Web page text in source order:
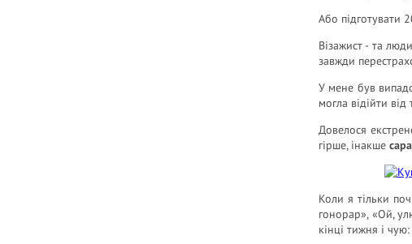
Або підготувати
Візажист - та
завжди
У мене був
могла відійти
Довелося
гірше, інакше
Коли я тільки
гонорар», «Ой,
кінці тижня і